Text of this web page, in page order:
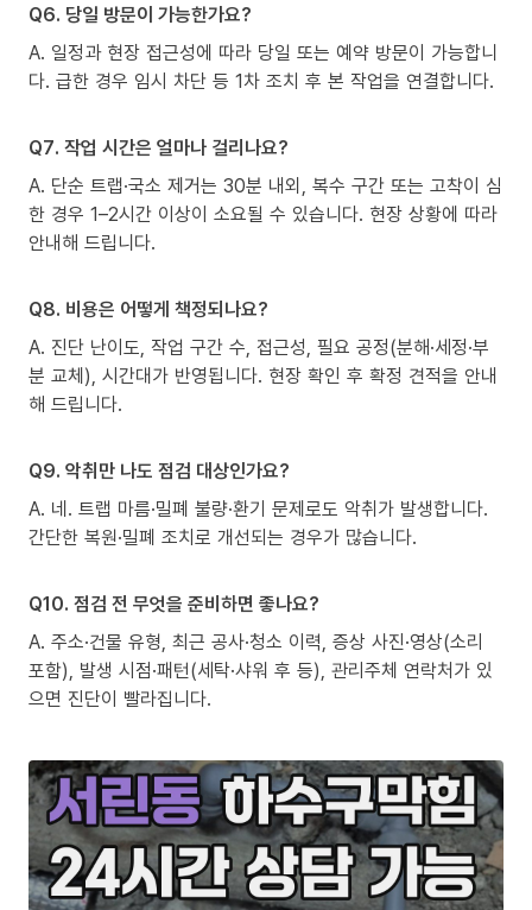
Q6. 당일 방문이 가능한가요?
A. 일정과 현장 접근성에 따라 당일 또는 예약 방문이 가능합니
다. 급한 경우 임시 차단 등 1차 조치 후 본 작업을 연결합니다.
Q7. 작업 시간은 얼마나 걸리나요?
A. 단순 트랩·국소 제거는 30분 내외, 복수 구간 또는 고착이 심
한 경우 1–2시간 이상이 소요될 수 있습니다. 현장 상황에 따라
안내해 드립니다.
Q8. 비용은 어떻게 책정되나요?
A. 진단 난이도, 작업 구간 수, 접근성, 필요 공정(분해·세정·부
분 교체), 시간대가 반영됩니다. 현장 확인 후 확정 견적을 안내
해 드립니다.
Q9. 악취만 나도 점검 대상인가요?
A. 네. 트랩 마름·밀폐 불량·환기 문제로도 악취가 발생합니다.
간단한 복원·밀폐 조치로 개선되는 경우가 많습니다.
Q10. 점검 전 무엇을 준비하면 좋나요?
A. 주소·건물 유형, 최근 공사·청소 이력, 증상 사진·영상(소리
포함), 발생 시점·패턴(세탁·샤워 후 등), 관리주체 연락처가 있
으면 진단이 빨라집니다.